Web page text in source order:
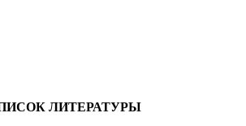
ЛИТЕРАТУРЫ